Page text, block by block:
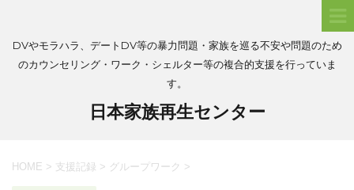
DVやモラハラ、デートDV等の暴力問題・家族を巡る不安や問題のため
のカウンセリング・ワーク・シェルター等の複合的支援を行っていま
す。
日本家族再生センター
HOME > 支援記録 > グループワーク >